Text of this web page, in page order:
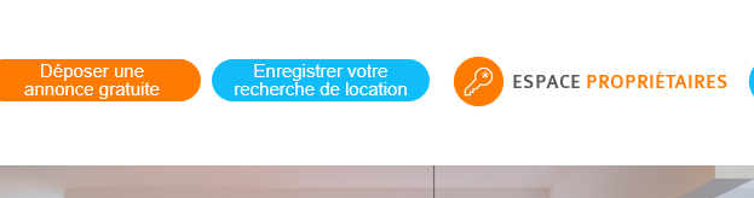
ESPACE PROPRIÉTAIRES